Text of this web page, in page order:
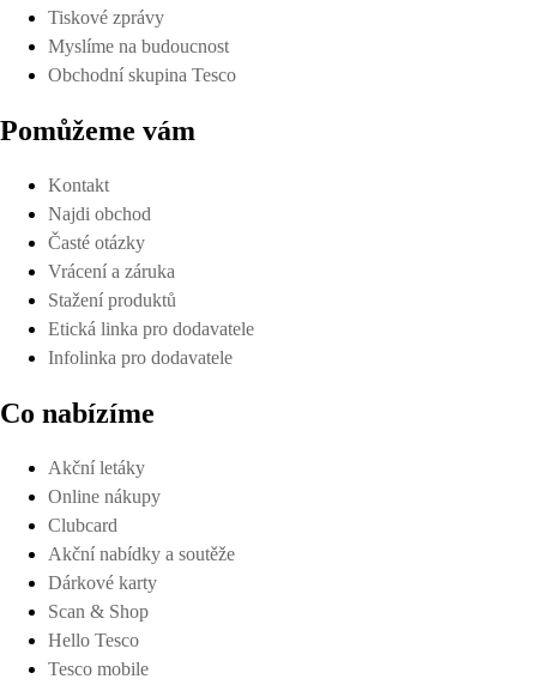
Tiskové zprávy
Myslíme na budoucnost
Obchodní skupina Tesco
Pomůžeme vám
Kontakt
Najdi obchod
Časté otázky
Vrácení a záruka
Stažení produktů
Etická linka pro dodavatele
Infolinka pro dodavatele
Co nabízíme
Akční letáky
Online nákupy
Clubcard
Akční nabídky a soutěže
Dárkové karty
Scan & Shop
Hello Tesco
Tesco mobile